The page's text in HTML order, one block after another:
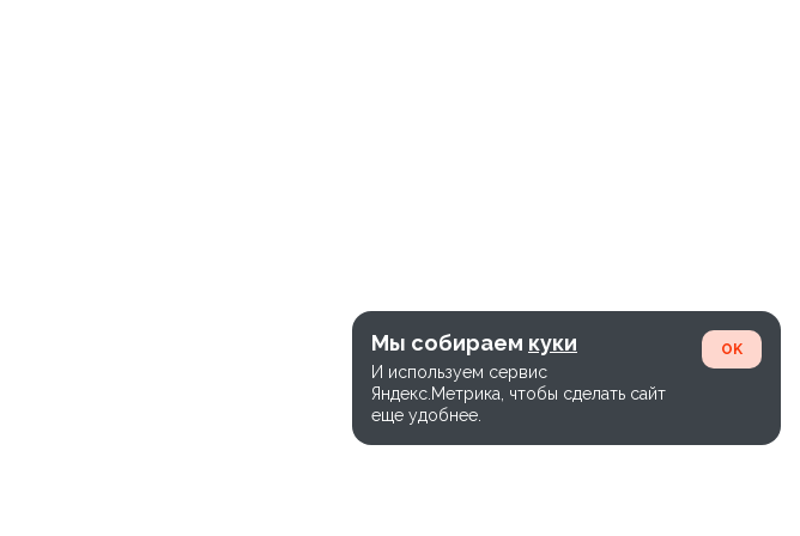
Мы собираем куки
И используем сервис
Яндекс.Метрика, чтобы сделать сайт
еще удобнее.
OK